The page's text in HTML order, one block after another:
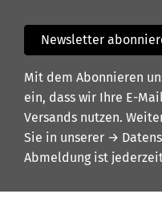
Newsletter
Mit dem Abonnieren
ein, dass wir Ihre E-
Versands nutzen.
Sie in unserer →
Abmeldung ist